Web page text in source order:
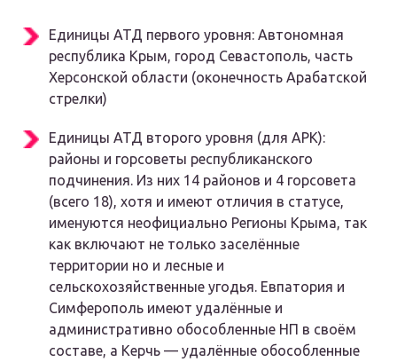
Единицы АТД первого уровня: Автономная
республика Крым, город Севастополь, часть
Херсонской области (оконечность Арабатской
стрелки)
Единицы АТД второго уровня (для АРК):
районы и горсоветы республиканского
подчинения. Из них 14 районов и 4 горсовета
(всего 18), хотя и имеют отличия в статусе,
именуются неофициально Регионы Крыма, так
как включают не только заселённые
территории но и лесные и
сельскохозяйственные угодья. Евпатория и
Симферополь имеют удалённые и
административно обособленные НП в своём
составе, а Керчь — удалённые обособленные